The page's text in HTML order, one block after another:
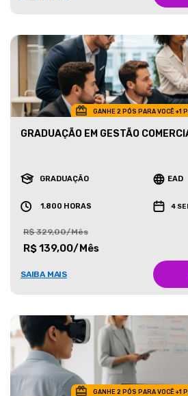
GANHE 2 PÓS PARA VOCÊ +1
GRADUAÇÃO EM GESTÃO
GRADUAÇÃO EAD
1.800 HORAS 4
R$ 329,00/Mês
R$ 139,00/Mês
SAIBA MAIS
GANHE 2 PÓS PARA VOCÊ +1